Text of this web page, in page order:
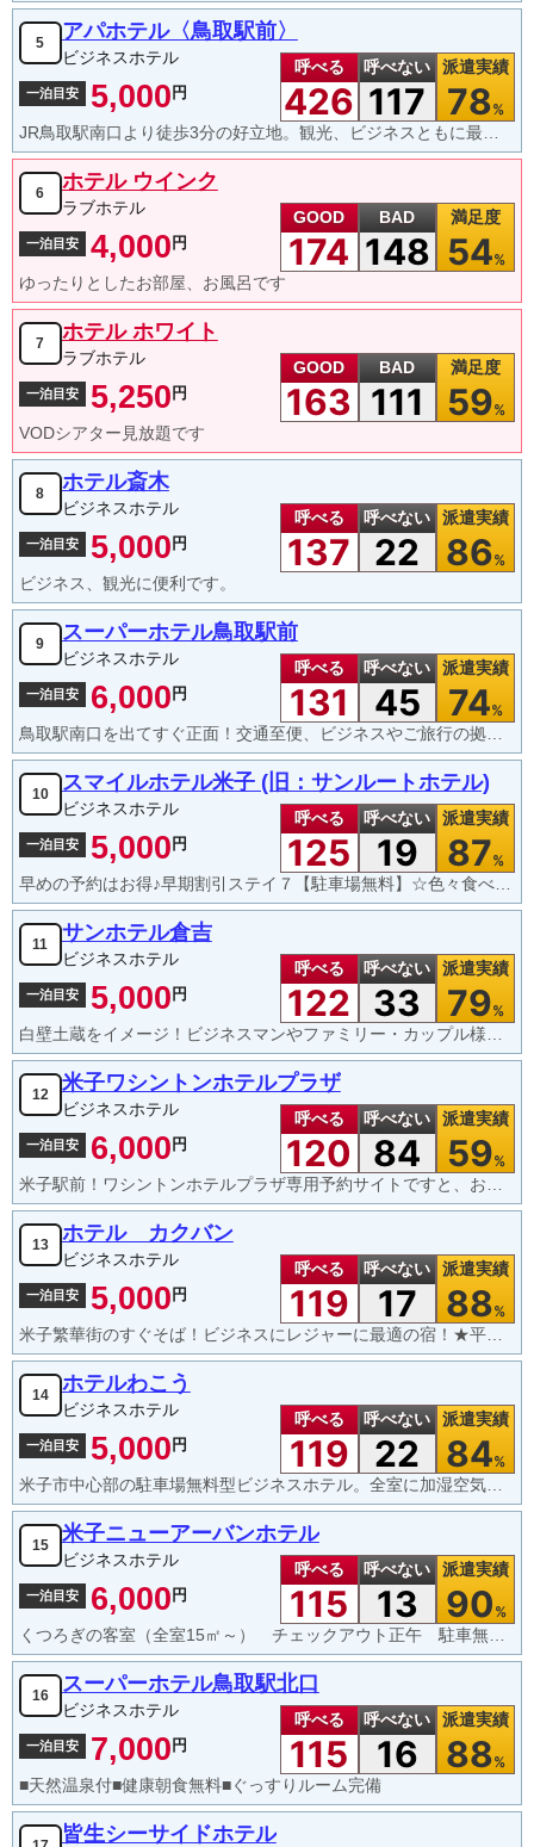
5 アパホテル〈鳥取駅前〉
ビジネスホテル
一泊目安 5,000円
呼べる
426
呼べない
117
派遣実績
78%
JR鳥取駅南口より徒歩3分の好立地。観光、ビジネスともに最適です。
6 ホテル ウインク
ラブホテル
一泊目安 4,000円
GOOD
174
BAD
148
満足度
54%
ゆったりとしたお部屋、お風呂です
7 ホテル ホワイト
ラブホテル
一泊目安 5,250円
GOOD
163
BAD
111
満足度
59%
VODシアター見放題です
8 ホテル斎木
ビジネスホテル
一泊目安 5,000円
呼べる
137
呼べない
22
派遣実績
86%
ビジネス、観光に便利です。
9 スーパーホテル鳥取駅前
ビジネスホテル
一泊目安 6,000円
呼べる
131
呼べない
45
派遣実績
74%
鳥取駅南口を出てすぐ正面！交通至便、ビジネスやご旅行の拠点に最適！
10 スマイルホテル米子 (旧：サンルートホテル)
ビジネスホテル
一泊目安 5,000円
呼べる
125
呼べない
19
派遣実績
87%
早めの予約はお得♪早期割引ステイ７【駐車場無料】☆色々食べたい朝食バイキング付
11 サンホテル倉吉
ビジネスホテル
一泊目安 5,000円
呼べる
122
呼べない
33
派遣実績
79%
白壁土蔵をイメージ！ビジネスマンやファミリー・カップル様が安心してお過ごし頂けるホテルです。
12 米子ワシントンホテルプラザ
ビジネスホテル
一泊目安 6,000円
呼べる
120
呼べない
84
派遣実績
59%
米子駅前！ワシントンホテルプラザ専用予約サイトですと、お得なプランが満載！
13 ホテル カクバン
ビジネスホテル
一泊目安 5,000円
呼べる
119
呼べない
17
派遣実績
88%
米子繁華街のすぐそば！ビジネスにレジャーに最適の宿！★平成23年7月外装リニューアル★
14 ホテルわこう
ビジネスホテル
一泊目安 5,000円
呼べる
119
呼べない
22
派遣実績
84%
米子市中心部の駐車場無料型ビジネスホテル。全室に加湿空気清浄機を完備！無料ｗｉｆｉ接続可能！
15 米子ニューアーバンホテル
ビジネスホテル
一泊目安 6,000円
呼べる
115
呼べない
13
派遣実績
90 %
くつろぎの客室（全室15㎡～） チェックアウト正午 駐車無料 コンビニ、繁華街まで徒歩4分
16 スーパーホテル鳥取駅北口
ビジネスホテル
一泊目安 7,000円
呼べる
115
呼べない
16
派遣実績
88%
■天然温泉付■健康朝食無料■ぐっすりルーム完備
皆生シーサイドホテル